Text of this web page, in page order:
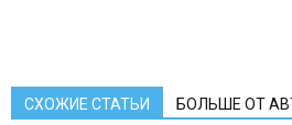
СХОЖИЕ СТАТЬИ БОЛЬШЕ ОТ